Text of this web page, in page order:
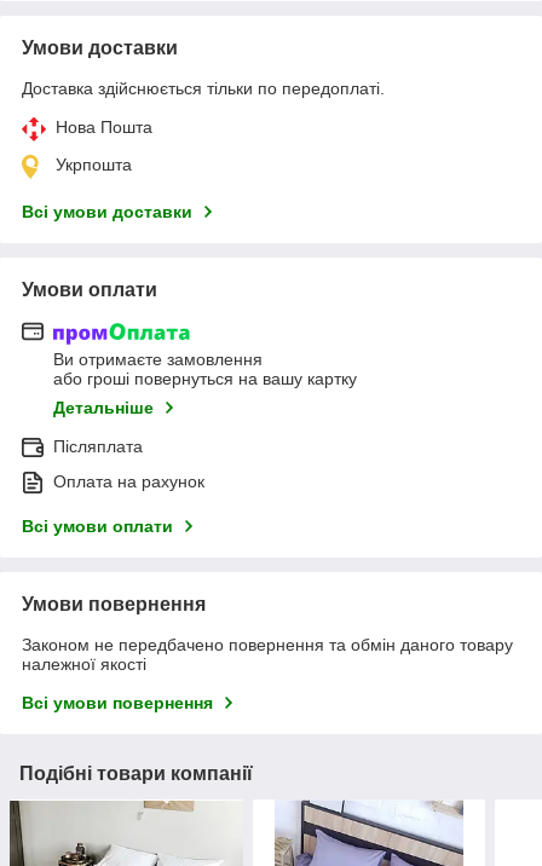
Умови доставки
Доставка здійснюється тільки по передоплаті.
Нова Пошта
Укрпошта
Всі умови доставки
Умови оплати
Ви отримаєте замовлення
або гроші повернуться на вашу картку
Детальніше
Післяплата
Оплата на рахунок
Всі умови оплати
Умови повернення
Законом не передбачено повернення та обмін даного товару
належної якості
Всі умови повернення
Подібні товари компанії